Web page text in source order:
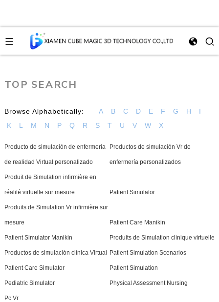
TOP SEARCH
Browse Alphabetically: A B C D E F G H
I
K
L M N P Q R S T U V W X
Producto de simulación de enfermería
de realidad Virtual personalizado
Productos de simulación Vr de
enfermería personalizados
Produit de Simulation infirmière en
réalité virtuelle sur mesure Patient Simulator
Produits de Simulation Vr infirmière sur
mesure Patient Care Manikin
Patient Simulator Manikin Produits de Simulation clinique virtuelle
Productos de simulación clínica Virtual Patient Simulation Scenarios
Patient Care Simulator Patient Simulation
Pediatric Simulator Physical Assessment Nursing
Pc Vr